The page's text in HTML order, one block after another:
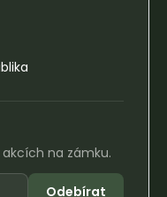
na zámku.
Odebírat